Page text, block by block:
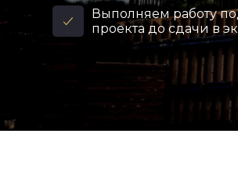
Выполняем работу
проекта до сдачи в